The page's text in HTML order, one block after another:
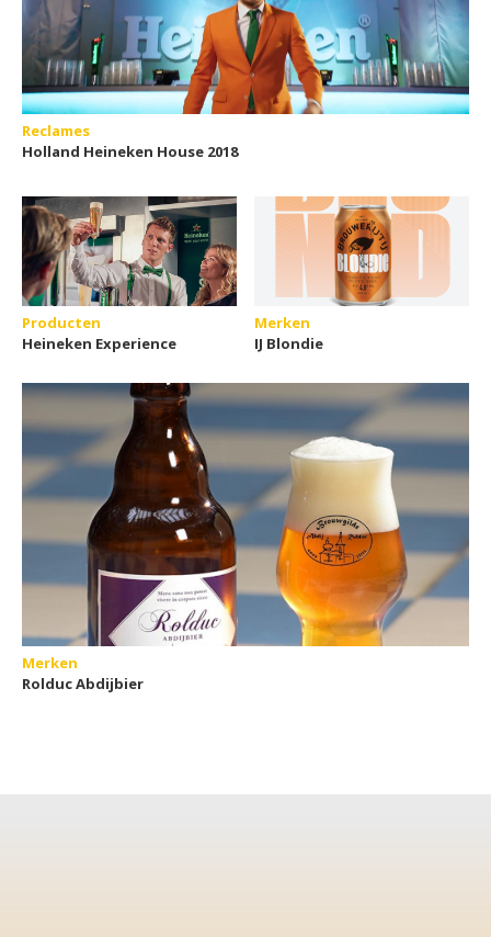
Reclames
Holland Heineken House 2018
Producten
Heineken Experience
Merken
IJ Blondie
Merken
Rolduc Abdijbier